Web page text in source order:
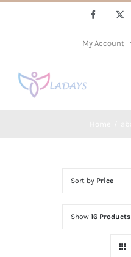
Facebook
My Account
Sort by Price
Show 16 Products